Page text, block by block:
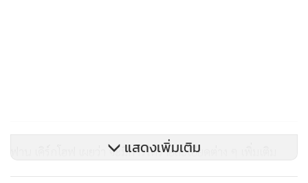
ฟาน เคิร์กโฮฟ เผยว่า จะมีการให้รายละเอียดต่าง ๆ เพิ่มเติม
แสดงเพิ่มเติม